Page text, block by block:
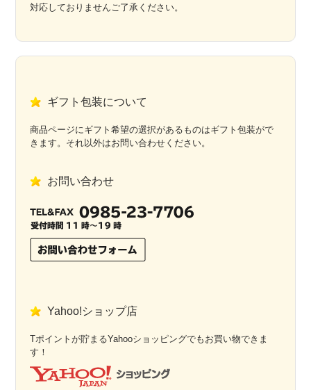
対応しておりませんご了承ください。
ギフト包装について
商品ページにギフト希望の選択があるものはギフト包装がで
きます。それ以外はお問い合わせください。
お問い合わせ
Yahoo!ショップ店
Tポイントが貯まるYahooショッピングでもお買い物できま
す！